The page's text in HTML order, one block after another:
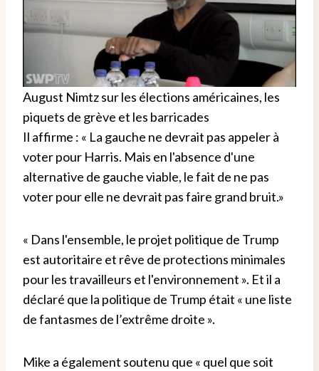
August Nimtz sur les élections américaines, les
piquets de grève et les barricades
Il affirme : « La gauche ne devrait pas appeler à
voter pour Harris. Mais en l'absence d'une
alternative de gauche viable, le fait de ne pas
voter pour elle ne devrait pas faire grand bruit.»
« Dans l'ensemble, le projet politique de Trump
est autoritaire et rêve de protections minimales
pour les travailleurs et l'environnement ». Et il a
déclaré que la politique de Trump était « une liste
de fantasmes de l’extrême droite ».
Mike a également soutenu que « quel que soit